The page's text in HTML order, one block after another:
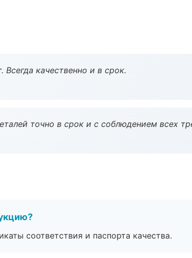
качественно и в срок.
точно в срок и с соблюдением всех
соответствия и паспорта качества.